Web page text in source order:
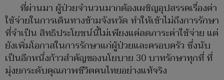
ที่ผ่านมา ผู้ป่วยจำนวนมากต้องเผชิญอุปสรรคเรื่องค่า
ใช้จ่ายในการเดินทางข้ามจังหวัด ทำให้เข้าไม่ถึงการรักษา
ที่จำเป็น สิทธิประโยชน์นี้ไม่เพียงแค่ลดภาระค่าใช้จ่าย แต่
ยังเพิ่มโอกาสในการรักษาแก่ผู้ป่วยและครอบครัว ซึ่งนับ
เป็นอีกหนึ่งก้าวสำคัญของนโยบาย 30 บาทรักษาทุกที่ ที่
มุ่งยกระดับคุณภาพชีวิตคนไทยอย่างแท้จริง